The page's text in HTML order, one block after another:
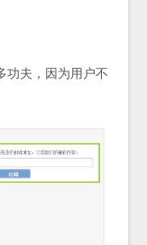
功夫，因为用户不